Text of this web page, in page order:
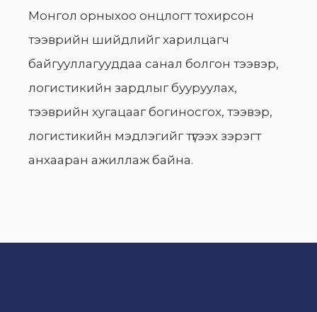
Монгол орныхоо онцлогт тохирсон
тээврийн шийдлийг харилцагч
байгууллагууддаа санал болгон тээвэр,
логистикийн зардлыг бууруулах,
тээврийн хугацааг богиносгох, тээвэр,
логистикийн мэдлэгийг түгээх зэрэгт
анхааран ажиллаж байна.